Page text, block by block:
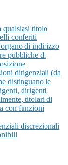
qualsiasi titolo
conferiti
di indirizzo
pubbliche di
dirigenziali (da
distinguano le
dirigenti
titolari di
con funzioni
discrezionali